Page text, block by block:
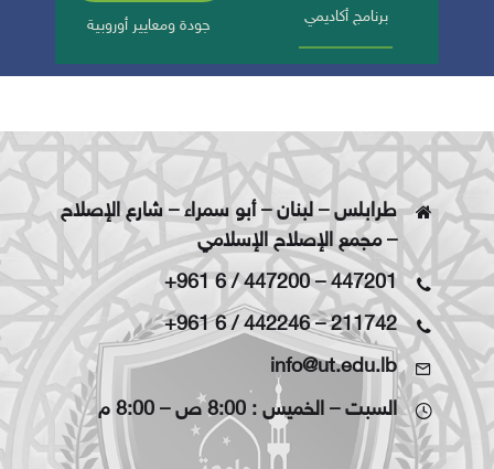
برنامج أكاديمي جودة ومعايير أوروبية
طرابلس – لبنان – أبو سمراء – شارع الإصلاح
– مجمع الإصلاح الإسلامي
+961 6 / 447200–447201
+961 6 / 442246–211742
info@ut.edu.lb
السبت – الخميس : 8:00 ص – 8:00 م